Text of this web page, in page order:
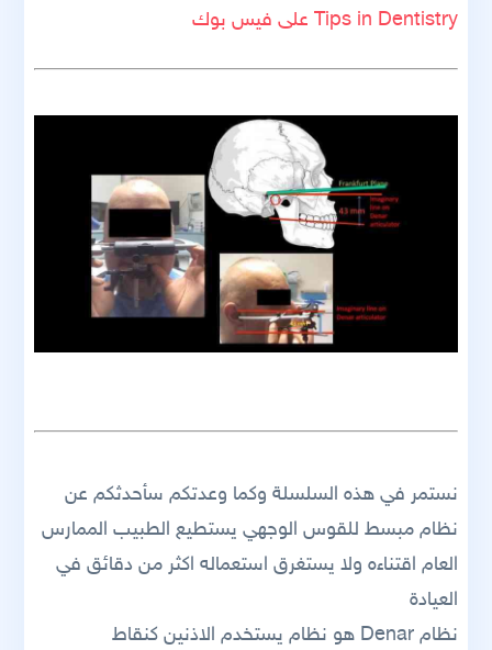
Tips in Dentistry على فيس بوك
نستمر في هذه السلسلة وكما وعدتكم سأحدثكم عن
نظام مبسط للقوس الوجهي يستطيع الطبيب الممارس
العام اقتناءه ولا يستغرق استعماله اكثر من دقائق في
العيادة
نظام Denar هو نظام يستخدم الاذنين كنقاط